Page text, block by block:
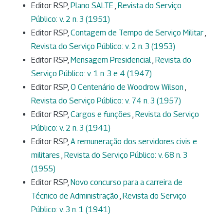
Editor RSP, Plano SALTE , Revista do Serviço
Público: v. 2 n. 3 (1951)
Editor RSP, Contagem de Tempo de Serviço Militar,
Revista do Serviço Público: v. 2 n. 3 (1953)
Editor RSP, Mensagem Presidencial, Revista do
Serviço Público: v. 1 n. 3 e 4 (1947)
Editor RSP, O Centenário de Woodrow Wilson ,
Revista do Serviço Público: v. 74 n. 3 (1957)
Editor RSP, Cargos e funções , Revista do Serviço
Público: v. 2 n. 3 (1941)
Editor RSP, A remuneração dos servidores civis e
militares , Revista do Serviço Público: v. 68 n. 3
(1955)
Editor RSP, Novo concurso para a carreira de
Técnico de Administração , Revista do Serviço
Público: v. 3 n. 1 (1941)